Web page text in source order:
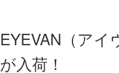
EYEVAN（ア
が入荷！